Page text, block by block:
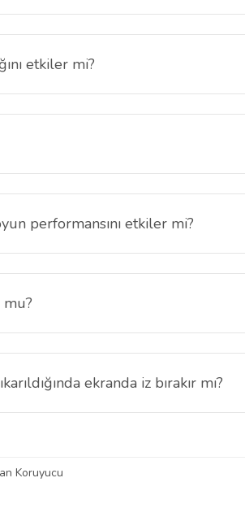
oluşabilecek çizik, sürtünme ve
etkiler mi?
parlaklığını ve netliğini korur. Tablet
korunur. Oyun oynarken veya uygulama
performansını etkiler mi?
hassasiyeti koruduğu için oyun
mu?
ile kolayca uygulanabilir. Tozsuz bir ortamda
ekranda iz bırakır mı?
ekranda yapışkan kalıntısı bırakmaz
Koruyucu